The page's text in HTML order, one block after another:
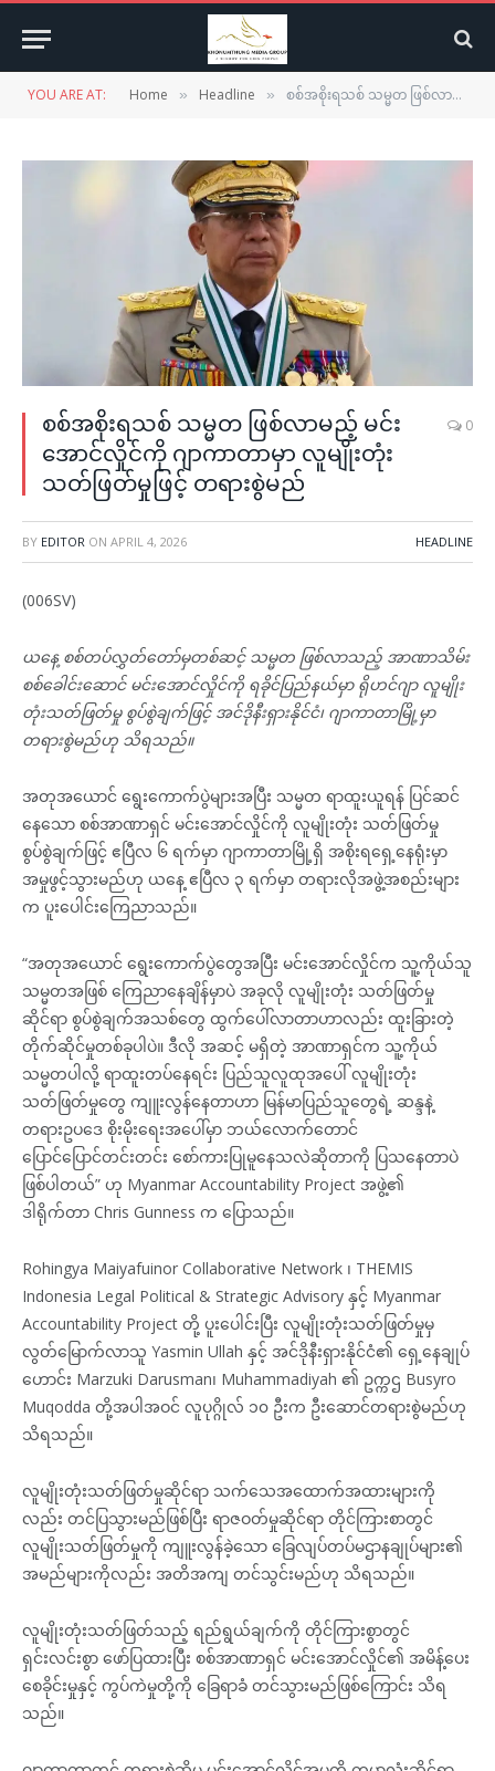
YOU ARE AT: Home » Headline » စစ်အစိုးရသစ် သမ္မတ ဖြစ်လာမည့် မင်းအောင်လှိုင်ကို ဂျာကာတာမှာ လူမျိုးတုံးသတ်ဖြတ်မှုဖြင့် တရားစွဲမည်
စစ်အစိုးရသစ် သမ္မတ ဖြစ်လာမည့် မင်း
အောင်လှိုင်ကို ဂျာကာတာမှာ လူမျိုးတုံး
သတ်ဖြတ်မှုဖြင့် တရားစွဲမည်
0
BY EDITOR ON APRIL 4, 2026 HEADLINE
(006SV)
ယနေ့ စစ်တပ်လွှတ်တော်မှတစ်ဆင့် သမ္မတ ဖြစ်လာသည့် အာဏာသိမ်း
စစ်ခေါင်းဆောင် မင်းအောင်လှိုင်ကို ရခိုင်ပြည်နယ်မှာ ရိုဟင်ဂျာ လူမျိုး
တုံးသတ်ဖြတ်မှု စွပ်စွဲချက်ဖြင့် အင်ဒိုနီးရှားနိုင်ငံ၊ ဂျာကာတာမြို့မှာ
တရားစွဲမည်ဟု သိရသည်။
အတုအယောင် ရွေးကောက်ပွဲများအပြီး သမ္မတ ရာထူးယူရန် ပြင်ဆင်
နေသော စစ်အာဏာရှင် မင်းအောင်လှိုင်ကို လူမျိုးတုံး သတ်ဖြတ်မှု
စွပ်စွဲချက်ဖြင့် ဧပြီလ ၆ ရက်မှာ ဂျာကာတာမြို့ရှိ အစိုးရရှေ့နေရုံးမှာ
အမှုဖွင့်သွားမည်ဟု ယနေ့ ဧပြီလ ၃ ရက်မှာ တရားလိုအဖွဲ့အစည်းများ
က ပူးပေါင်းကြေညာသည်။
“အတုအယောင် ရွေးကောက်ပွဲတွေအပြီး မင်းအောင်လှိုင်က သူ့ကိုယ်သူ
သမ္မတအဖြစ် ကြေညာနေချိန်မှာပဲ အခုလို လူမျိုးတုံး သတ်ဖြတ်မှု
ဆိုင်ရာ စွပ်စွဲချက်အသစ်တွေ ထွက်ပေါ်လာတာဟာလည်း ထူးခြားတဲ့
တိုက်ဆိုင်မှုတစ်ခုပါပဲ။ ဒီလို အဆင့် မရှိတဲ့ အာဏာရှင်က သူ့ကိုယ်
သမ္မတပါလို့ ရာထူးတပ်နေရင်း ပြည်သူလူထုအပေါ် လူမျိုးတုံး
သတ်ဖြတ်မှုတွေ ကျူးလွန်နေတာဟာ မြန်မာပြည်သူတွေရဲ့ ဆန္ဒနဲ့
တရားဥပဒေ စိုးမိုးရေးအပေါ်မှာ ဘယ်လောက်တောင်
ပြောင်ပြောင်တင်းတင်း စော်ကားပြုမူနေသလဲဆိုတာကို ပြသနေတာပဲ
ဖြစ်ပါတယ်” ဟု Myanmar Accountability Project အဖွဲ့၏
ဒါရိုက်တာ Chris Gunness က ပြောသည်။
Rohingya Maiyafuinor Collaborative Network ၊ THEMIS
Indonesia Legal Political & Strategic Advisory နှင့် Myanmar
Accountability Project တို့ ပူးပေါင်းပြီး လူမျိုးတုံးသတ်ဖြတ်မှုမှ
လွတ်မြောက်လာသူ Yasmin Ullah နှင့် အင်ဒိုနီးရှားနိုင်ငံ၏ ရှေ့နေချုပ်
ဟောင်း Marzuki Darusman၊ Muhammadiyah ၏ ဥက္ကဌ Busyro
Muqodda တို့အပါအဝင် လူပုဂ္ဂိုလ် ၁၀ ဦးက ဦးဆောင်တရားစွဲမည်ဟု
သိရသည်။
လူမျိုးတုံးသတ်ဖြတ်မှုဆိုင်ရာ သက်သေအထောက်အထားများကို
လည်း တင်ပြသွားမည်ဖြစ်ပြီး ရာဇဝတ်မှုဆိုင်ရာ တိုင်ကြားစာတွင်
လူမျိုးသတ်ဖြတ်မှုကို ကျူးလွန်ခဲ့သော ခြေလျပ်တပ်မဌာနချုပ်များ၏
အမည်များကိုလည်း အတိအကျ တင်သွင်းမည်ဟု သိရသည်။
လူမျိုးတုံးသတ်ဖြတ်သည့် ရည်ရွယ်ချက်ကို တိုင်ကြားစွာတွင်
ရှင်းလင်းစွာ ဖော်ပြထားပြီး စစ်အာဏာရှင် မင်းအောင်လှိုင်၏ အမိန့်ပေး
စေခိုင်းမှုနှင့် ကွပ်ကဲမှုတို့ကို ခြေရာခံ တင်သွားမည်ဖြစ်ကြောင်း သိရ
သည်။